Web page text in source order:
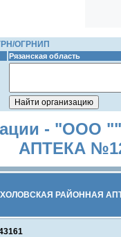
ОГРНИП
Рязанская область
-
АПТЕКА
РАЙОННАЯ